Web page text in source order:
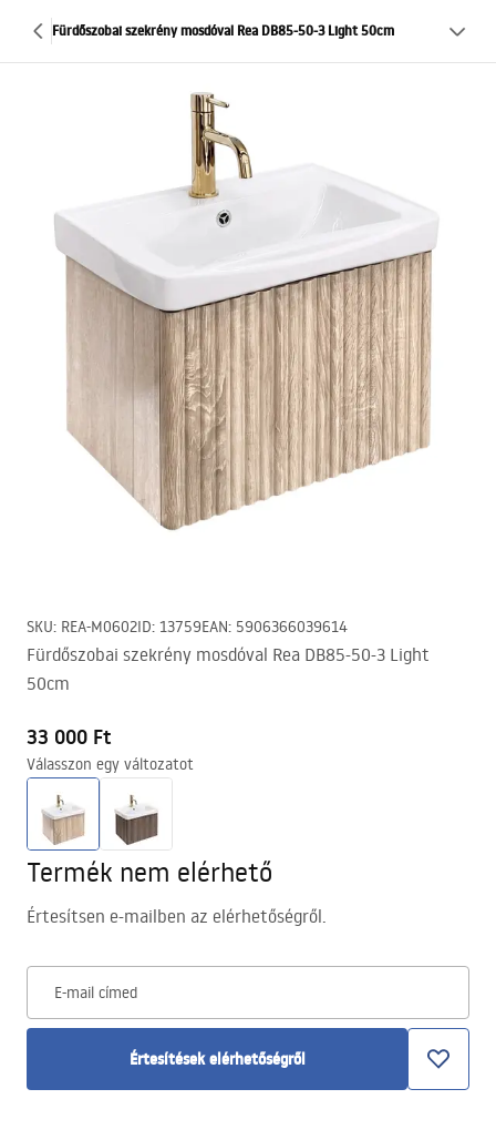
Fürdőszobai szekrény mosdóval Rea DB85-50-3 Light 50cm
SKU: REA-M0602ID: 13759EAN: 5906366039614
Fürdőszobai szekrény mosdóval Rea DB85-50-3 Light
50cm
33 000 Ft
Válasszon egy változatot
Termék nem elérhető
Értesítsen e-mailben az elérhetőségről.
E-mail címed
Értesítések elérhetőségről